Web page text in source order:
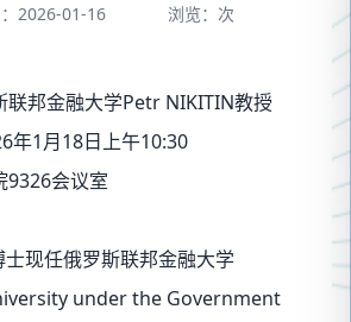
2026-01-16 浏览： 次
联邦金融大学Petr NIKITIN教授
年1 月 18 日上午10:30
9326会议室
士现任俄罗斯联邦金融大学
under the Government